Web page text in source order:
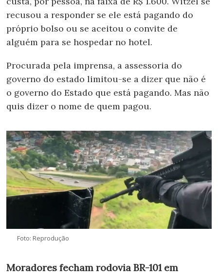
recusou a responder se ele está pagando do
próprio bolso ou se aceitou o convite de
alguém para se hospedar no hotel.
Procurada pela imprensa, a assessoria do
governo do estado limitou-se a dizer que não é
o governo do Estado que está pagando. Mas não
quis dizer o nome de quem pagou.
Foto: Reprodução
Moradores fecham rodovia BR-101 em